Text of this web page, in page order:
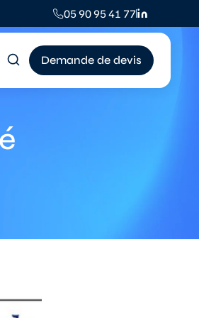
05 90 95 41 77
Demande de devis